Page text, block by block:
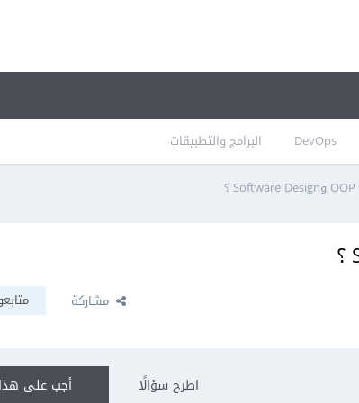
DevOps البرامج والتطبيقات
مشاركة
أجب على اطرح سؤالًا